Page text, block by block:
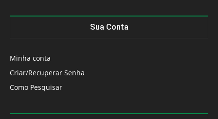
Sua Conta
Minha conta
Criar/Recuperar Senha
Como Pesquisar